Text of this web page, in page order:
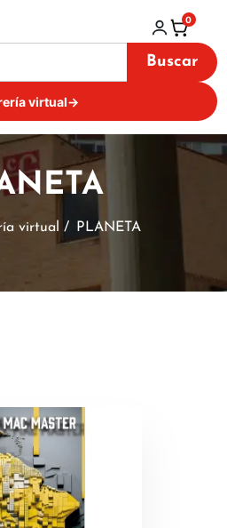
Buscar
virtual→
0
virtual / PLANETA